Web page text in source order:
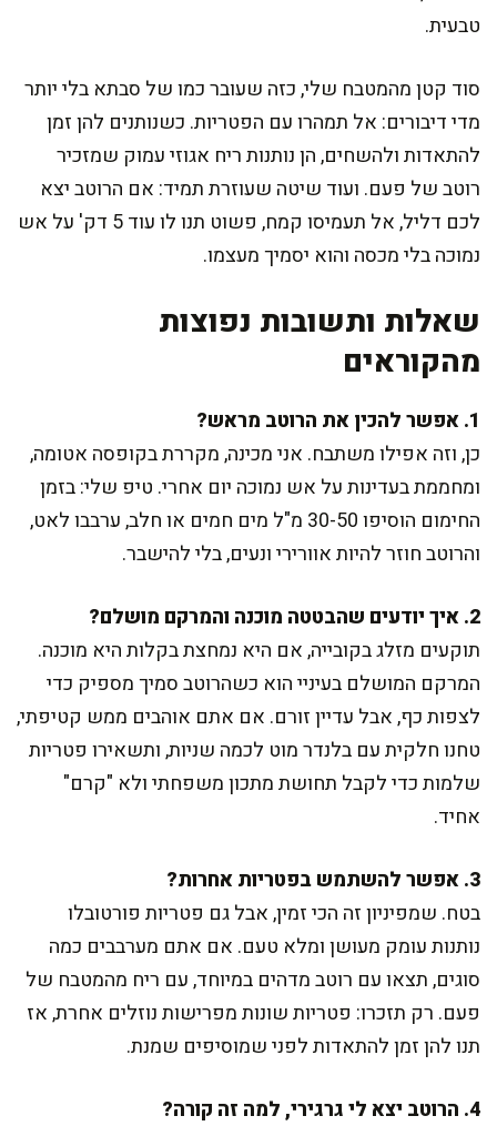
טבעית.
סוד קטן מהמטבח שלי, כזה שעובר כמו של סבתא בלי יותר
מדי דיבורים: אל תמהרו עם הפטריות. כשנותנים להן זמן
להתאדות ולהשחים, הן נותנות ריח אגוזי עמוק שמזכיר
רוטב של פעם. ועוד שיטה שעוזרת תמיד: אם הרוטב יצא
לכם דליל, אל תעמיסו קמח, פשוט תנו לו עוד 5 דק' על אש
נמוכה בלי מכסה והוא יסמיך מעצמו.
שאלות ותשובות נפוצות
מהקוראים
1. אפשר להכין את הרוטב מראש?
כן, וזה אפילו משתבח. אני מכינה, מקררת בקופסה אטומה,
ומחממת בעדינות על אש נמוכה יום אחרי. טיפ שלי: בזמן
החימום הוסיפו 30-50 מ"ל מים חמים או חלב, ערבבו לאט,
והרוטב חוזר להיות אוורירי ונעים, בלי להישבר.
2. איך יודעים שהבטטה מוכנה והמרקם מושלם?
תוקעים מזלג בקובייה, אם היא נמחצת בקלות היא מוכנה.
המרקם המושלם בעיניי הוא כשהרוטב סמיך מספיק כדי
לצפות כף, אבל עדיין זורם. אם אתם אוהבים ממש קטיפתי,
טחנו חלקית עם בלנדר מוט לכמה שניות, ותשאירו פטריות
שלמות כדי לקבל תחושת מתכון משפחתי ולא "קרם"
אחיד.
3. אפשר להשתמש בפטריות אחרות?
בטח. שמפיניון זה הכי זמין, אבל גם פטריות פורטובלו
נותנות עומק מעושן ומלא טעם. אם אתם מערבבים כמה
סוגים, תצאו עם רוטב מדהים במיוחד, עם ריח מהמטבח של
פעם. רק תזכרו: פטריות שונות מפרישות נוזלים אחרת, אז
תנו להן זמן להתאדות לפני שמוסיפים שמנת.
4. הרוטב יצא לי גרגירי, למה זה קורה?